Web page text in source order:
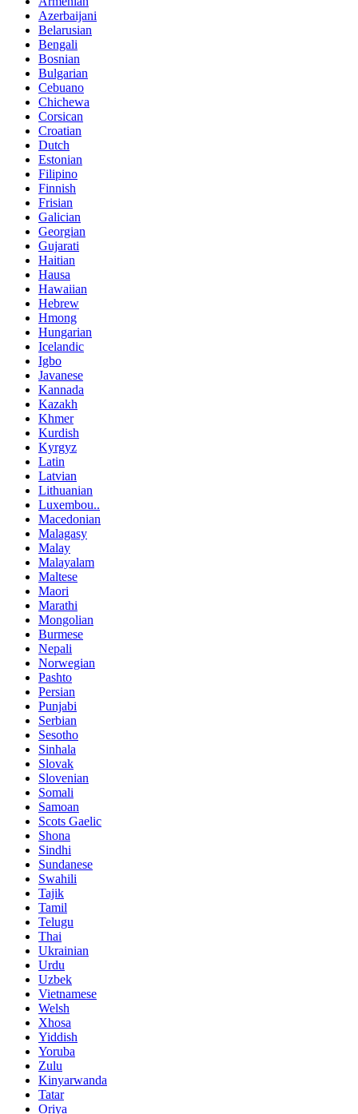
Azerbaijani
Belarusian
Bengali
Bosnian
Bulgarian
Cebuano
Chichewa
Corsican
Croatian
Dutch
Estonian
Filipino
Finnish
Frisian
Galician
Georgian
Gujarati
Haitian
Hausa
Hawaiian
Hebrew
Hmong
Hungarian
Icelandic
Igbo
Javanese
Kannada
Kazakh
Khmer
Kurdish
Kyrgyz
Latin
Latvian
Lithuanian
Luxembou..
Macedonian
Malagasy
Malay
Malayalam
Maltese
Maori
Marathi
Mongolian
Burmese
Nepali
Norwegian
Pashto
Persian
Punjabi
Serbian
Sesotho
Sinhala
Slovak
Slovenian
Somali
Samoan
Scots Gaelic
Shona
Sindhi
Sundanese
Swahili
Tajik
Tamil
Telugu
Thai
Ukrainian
Urdu
Uzbek
Vietnamese
Welsh
Xhosa
Yiddish
Yoruba
Zulu
Kinyarwanda
Tatar
Oriya